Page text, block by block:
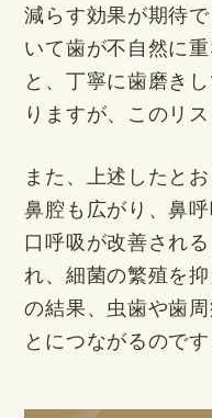
減らす効果が期待
いて歯が不自然に
と、丁寧に歯磨き
りますが、このリ
また、上述したと
鼻腔も広がり、鼻
口呼吸が改善され
れ、細菌の繁殖を
の結果、虫歯や歯
とにつながるのです